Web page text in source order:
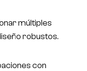
múltiples
robustos.
con